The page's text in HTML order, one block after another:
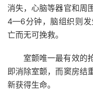
消失，心脑等器官和周
4—6分钟，脑组织则发
亡而无可挽救。
室颤唯一最有效的
即消除室颤，而窦房结
新获得生命。